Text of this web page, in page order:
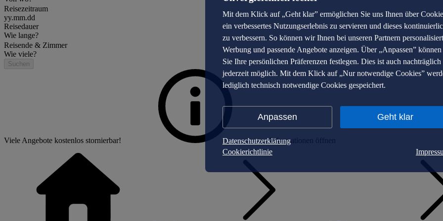
Mit dem Klick auf „Geht klar” ermöglichen Sie uns Ihnen über
ein verbessertes Nutzungserlebnis zu servieren und dieses
zu verbessern. So können wir Ihnen bei unseren Partnern
Werbung und passende Angebote anzeigen. Über „Anpassen” können
Sie Ihre persönlichen Präferenzen festlegen. Dies ist auch nachträglich
jederzeit möglich. Mit dem Klick auf „Nur notwendige Cookies”
lediglich technisch notwendige Cookies gespeichert.
Anpassen Geht klar
Datenschutzerklärung
Cookierichtlinie
Reisezeitraum
yy.mm.dd
Reisedauer
Wie lange?
Reisende & Zimmer
Wie viele?
Suchen
Viele Angebote kostenlos stornierbar! Informationen öffnen